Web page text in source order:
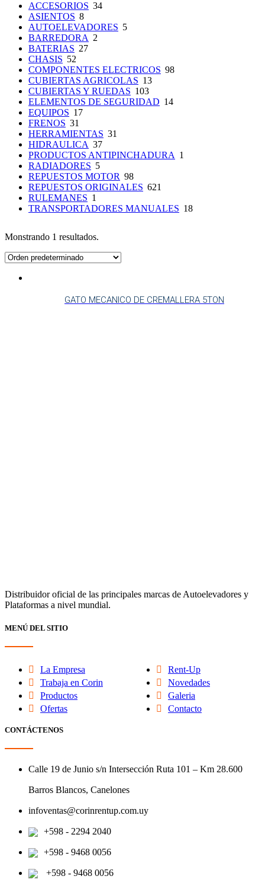
ACCESORIOS 34
ASIENTOS 8
AUTOELEVADORES 5
BARREDORA 2
BATERIAS 27
CHASIS 52
COMPONENTES ELECTRICOS 98
CUBIERTAS AGRICOLAS 13
CUBIERTAS Y RUEDAS 103
ELEMENTOS DE SEGURIDAD 14
EQUIPOS 17
FRENOS 31
HERRAMIENTAS 31
HIDRAULICA 37
PRODUCTOS ANTIPINCHADURA 1
RADIADORES 5
REPUESTOS MOTOR 98
REPUESTOS ORIGINALES 621
RULEMANES 1
TRANSPORTADORES MANUALES 18
Monstrando 1 resultados.
GATO MECANICO DE CREMALLERA 5TON
Distribuidor oficial de las principales marcas de Autoelevadores y
Plataformas a nivel mundial.
MENÚ DEL SITIO
La Empresa
Trabaja en Corin
Productos
Ofertas
Rent-Up
Novedades
Galeria
Contacto
CONTÁCTENOS
Calle 19 de Junio s/n Intersección Ruta 101 – Km 28.600
Barros Blancos, Canelones
infoventas@corinrentup.com.uy
+598 - 2294 2040
+598 - 9468 0056
+598 - 9468 0056